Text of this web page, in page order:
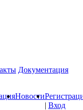
Документация
Новости
| Вход